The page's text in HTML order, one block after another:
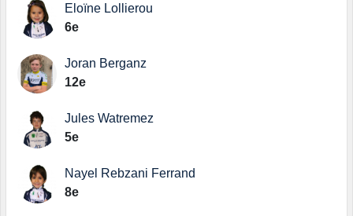
Eloïne Lollierou
6e
Joran Berganz
12e
Jules Watremez
5e
Nayel Rebzani Ferrand
8e